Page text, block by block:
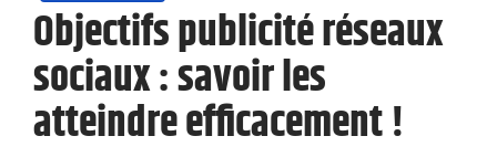
Objectifs publicité réseaux
sociaux : savoir les
atteindre efficacement !